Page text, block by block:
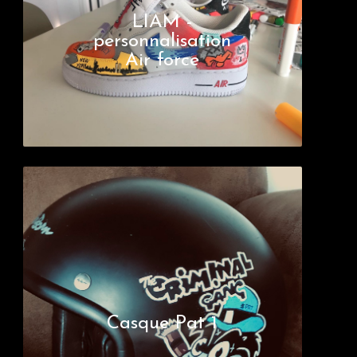
LIAM -
personnalisation
Air force
Casque Pat 1